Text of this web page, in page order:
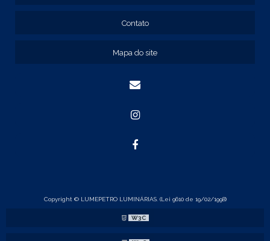
REF: 160105
Contato
Mapa do site
Copyright © LUMEPETRO LUMINÁRIAS. (Lei 9610 de 19/02/1998)
W3C